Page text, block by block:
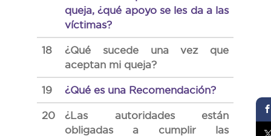
queja, ¿qué apoyo se les da a las
víctimas?
18
¿Qué sucede una vez que
aceptan mi queja?
19 ¿Qué es una Recomendación?
20
¿Las autoridades están
obligadas a cumplir las